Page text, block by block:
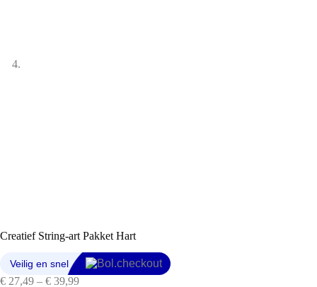
Creatief String-art Pakket Hart
€ 27,49 – € 39,99Prijsklasse: